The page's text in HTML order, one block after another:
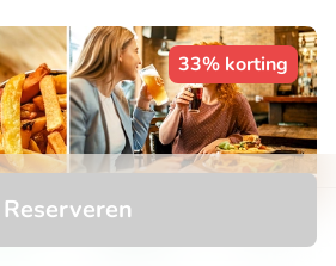
Reserveren
33% korting